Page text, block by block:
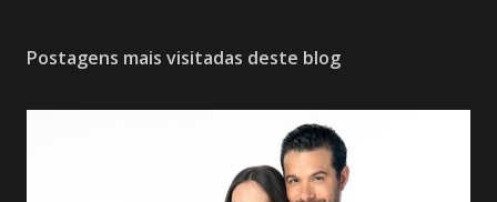
Postagens mais visitadas deste blog